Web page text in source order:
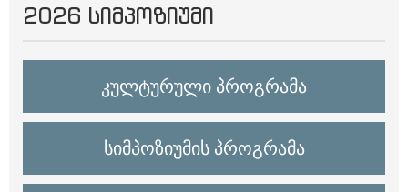
2026 ᲡᲘᲛᲞᲝᲖᲘᲣᲛᲘ
კულტურული პროგრამა
სიმპოზიუმის პროგრამა